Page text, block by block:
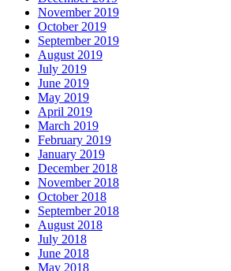
November 2019
October 2019
September 2019
August 2019
July 2019
June 2019
May 2019
April 2019
March 2019
February 2019
January 2019
December 2018
November 2018
October 2018
September 2018
August 2018
July 2018
June 2018
May 2018